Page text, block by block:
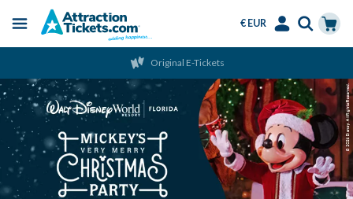
main
content
Menu
€ EUR
Original E-Tickets